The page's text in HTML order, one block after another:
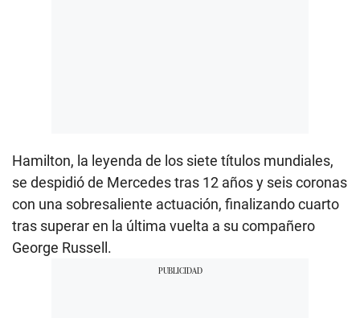
Hamilton, la leyenda de los siete títulos mundiales,
se despidió de Mercedes tras 12 años y seis coronas
con una sobresaliente actuación, finalizando cuarto
tras superar en la última vuelta a su compañero
George Russell.